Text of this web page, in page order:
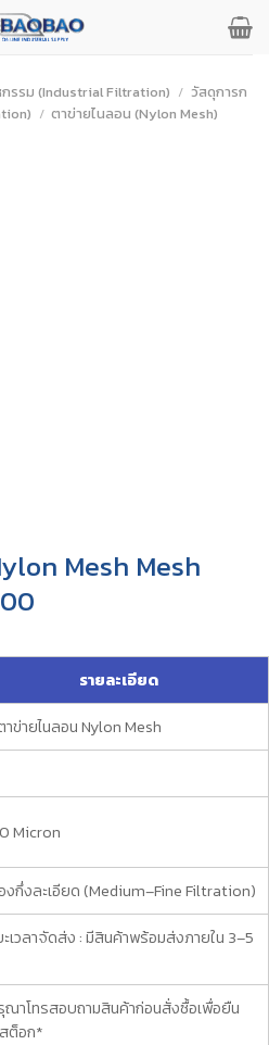
รรม (Industrial Filtration) / วัสดุการก
/ ตาข่ายไนลอน (Nylon Mesh)
Mesh Mesh
รายละเอียด
าข่ายไนลอน Nylon Mesh
Micron
งกึ่งละเอียด (Medium–Fine Filtration)
ะเวลาจัดส่ง : มีสินค้าพร้อมส่งภายใน 3–5
ณาโทรสอบถามสินค้าก่อนสั่งซื้อเพื่อยืน
ต็อก*